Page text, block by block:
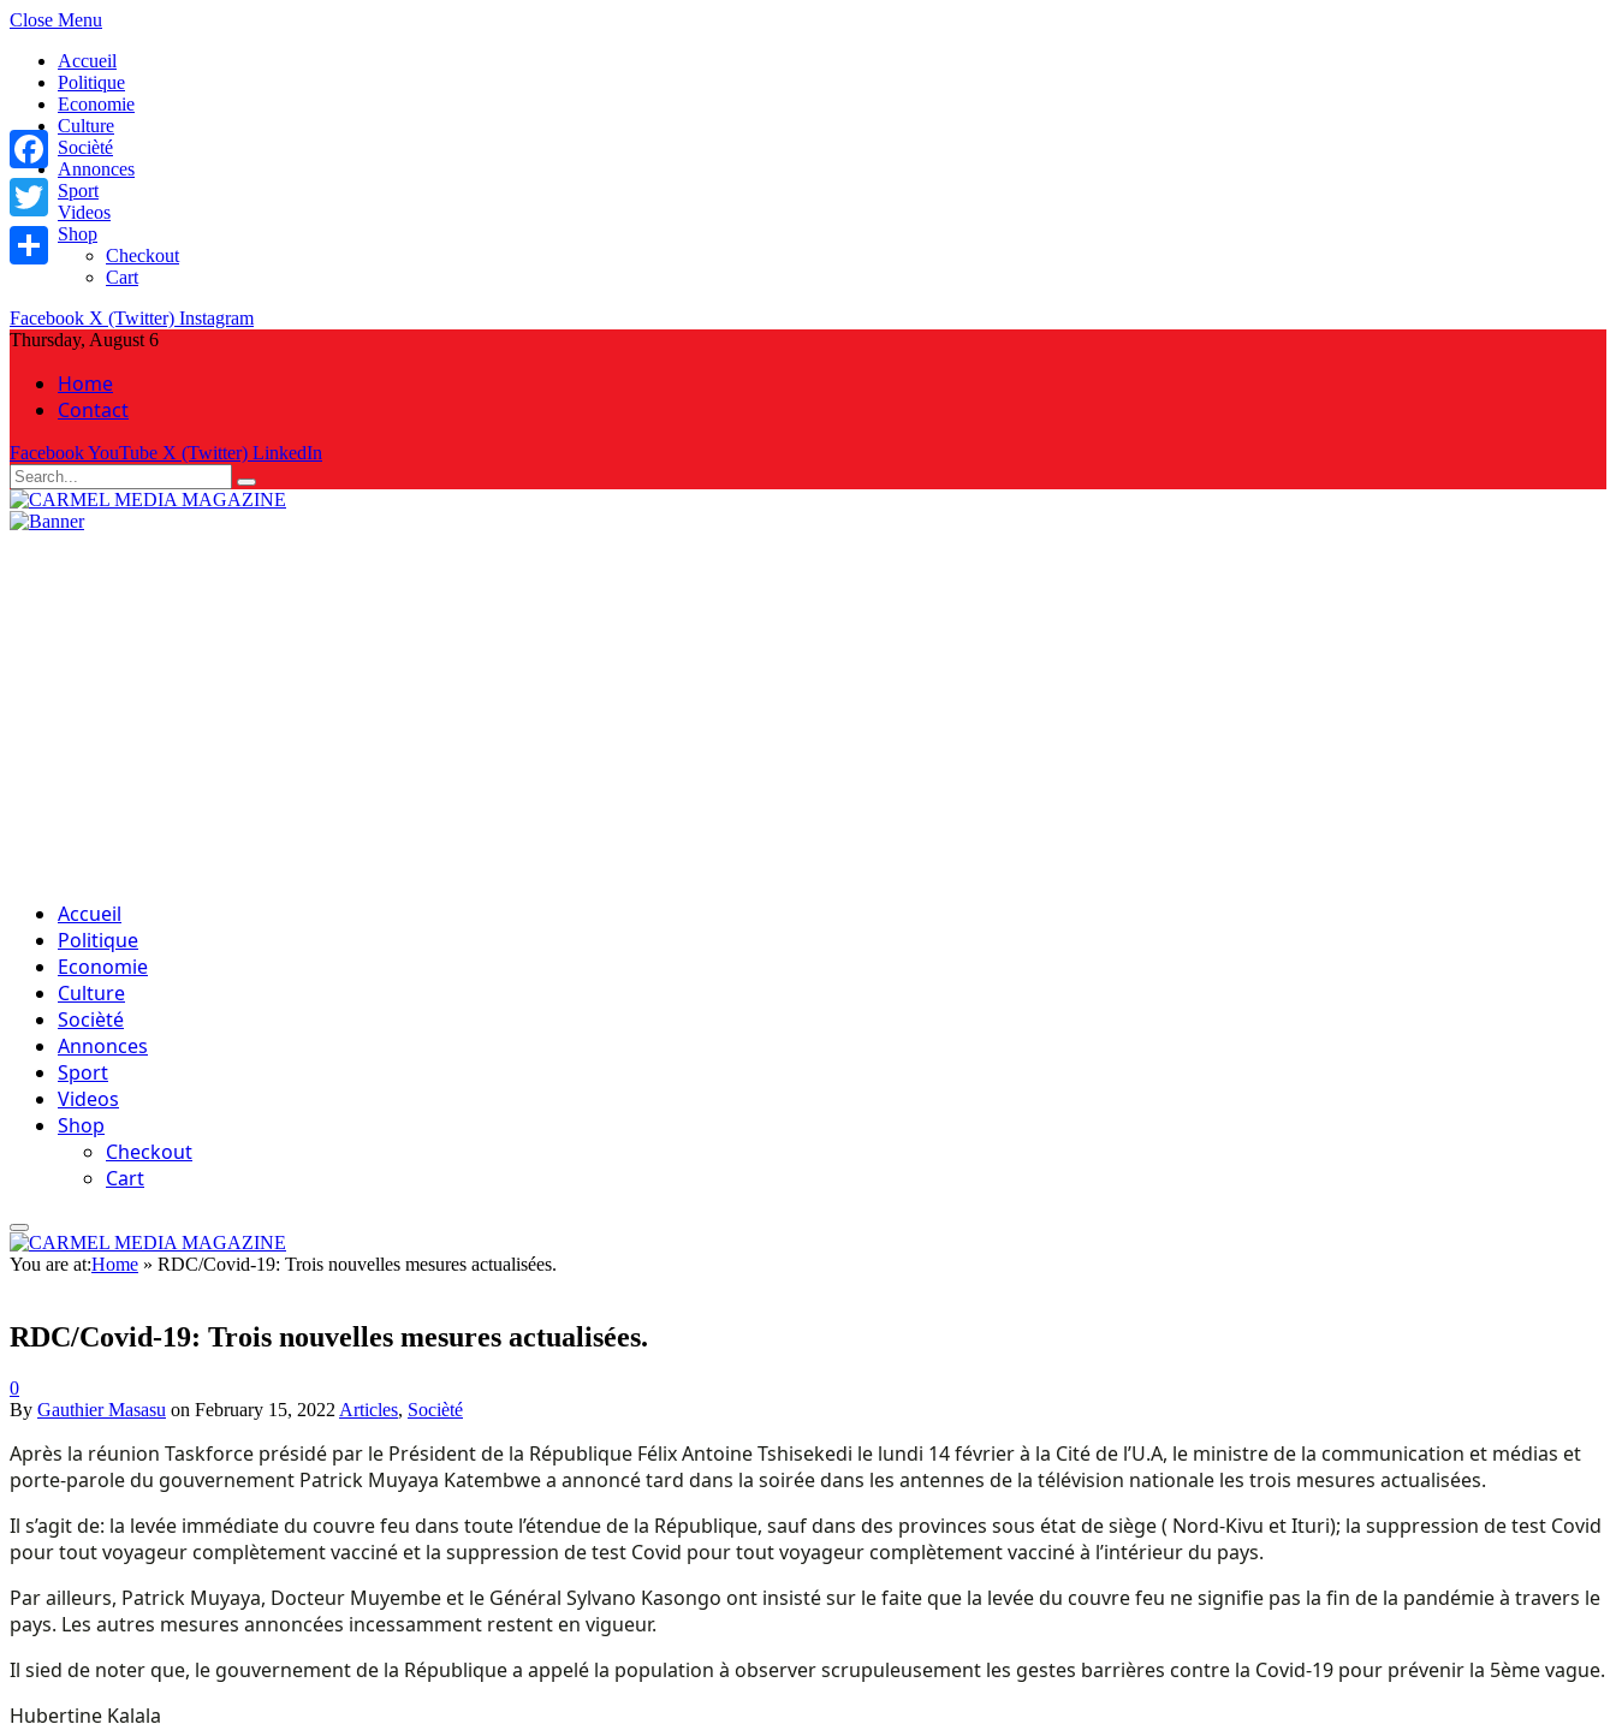
Close Menu
Accueil
Politique
Economie
Culture
Socièté
Annonces
Sport
Videos
Shop
Checkout
Cart
Facebook X (Twitter) Instagram
Thursday, August 6
Home
Contact
FacebookYouTube X (Twitter) LinkedIn
Accueil
Politique
Economie
Culture
Socièté
Annonces
Sport
Videos
Shop
Checkout
Cart
You are at:Home » RDC/Covid-19: Trois nouvelles mesures actualisées.
RDC/Covid-19: Trois nouvelles mesures actualisées.
0
By Gauthier Masasu on February 15, 2022 Articles, Socièté
Après la réunion Taskforce présidé par le Président de la République Félix Antoine Tshisekedi le lundi 14 février à la Cité de l’U.A, le ministre de la communication et médias et
porte-parole du gouvernement Patrick Muyaya Katembwe a annoncé tard dans la soirée dans les antennes de la télévision nationale les trois mesures actualisées.
Il s’agit de: la levée immédiate du couvre feu dans toute l’étendue de la République, sauf dans des provinces sous état de siège ( Nord-Kivu et Ituri); la suppression de test Covid
pour tout voyageur complètement vacciné et la suppression de test Covid pour tout voyageur complètement vacciné à l’intérieur du pays.
Par ailleurs, Patrick Muyaya, Docteur Muyembe et le Général Sylvano Kasongo ont insisté sur le faite que la levée du couvre feu ne signifie pas la fin de la pandémie à travers le
pays. Les autres mesures annoncées incessamment restent en vigueur.
Il sied de noter que, le gouvernement de la République a appelé la population à observer scrupuleusement les gestes barrières contre la Covid-19 pour prévenir la 5ème vague.
Hubertine Kalala
Facebook
Twitter